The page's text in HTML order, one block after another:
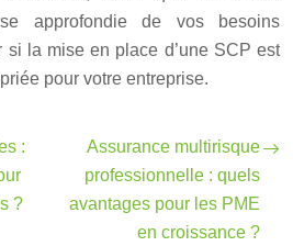
approfondie de vos besoins
si la mise en place d’une SCP est
pour votre entreprise.
:
?
Assurance multirisque
professionnelle : quels
avantages pour les PME
en croissance ?